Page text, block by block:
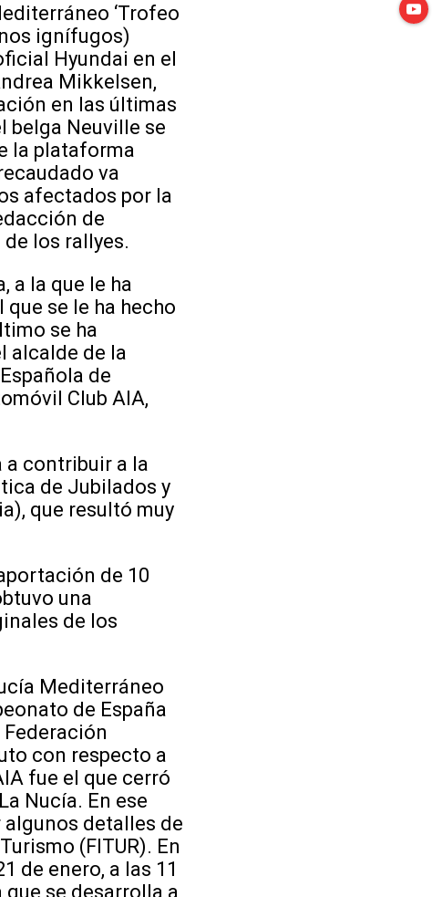
‘Trofeo
ignífugos)
Hyundai en el
Mikkelsen,
en las últimas
belga Neuville se
la plataforma
va
afectados por la
de
los rallyes.
la que le ha
se le ha hecho
se ha
alcalde de la
de
Club AIA,
contribuir a la
de Jubilados y
que resultó muy
de 10
una
de los
Mediterráneo
de España
Federación
con respecto a
fue el que cerró
Nucía. En ese
detalles de
(FITUR). En
de enero, a las 11
se desarrolla a